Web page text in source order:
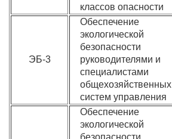
классов опасности
ЭБ-3
Обеспечение
экологической
безопасности
руководителями и
специалистами
общехозяйственных
систем управления
Обеспечение
экологической
безопасности